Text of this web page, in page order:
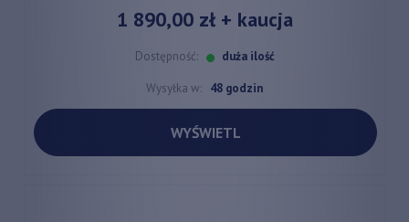
1 890,00 zł+ kaucja
Dostępność: duża ilość
Wysyłka w: 48 godzin
WYŚWIETL